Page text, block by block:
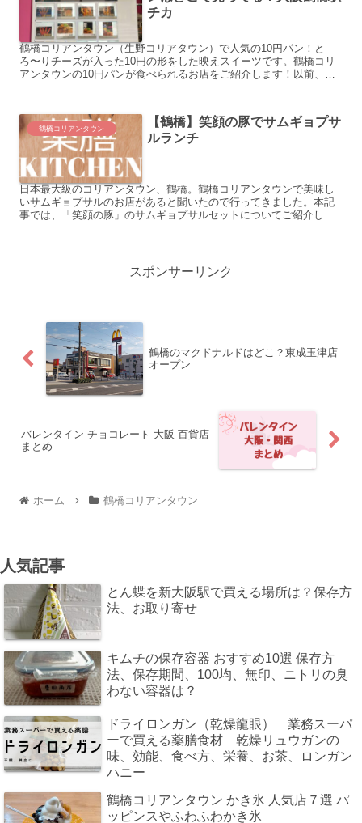
チカ
鶴橋コリアンタウン（生野コリアタウン）で人気の10円パン！と
ろ〜りチーズが入った10円の形をした映えスイーツです。鶴橋コリ
アンタウンの10円パンが食べられるお店をご紹介します！以前、
鶴橋コリアンタウン
【鶴橋】笑顔の豚でサムギョプサ
ルランチ
日本最大級のコリアンタウン、鶴橋。鶴橋コリアンタウンで美味し
いサムギョプサルのお店があると聞いたので行ってきました。本記
事では、「笑顔の豚」のサムギョプサルセットについてご紹介しま
スポンサーリンク
鶴橋のマクドナルドはどこ？東成玉津店
オープン
バレンタイン チョコレート 大阪 百貨店
まとめ
ホーム 鶴橋コリアンタウン
人気記事
とん蝶を新大阪駅で買える場所は？保存方
法、お取り寄せ
キムチの保存容器 おすすめ10選 保存方
法、保存期間、100均、無印、ニトリの臭
わない容器は？
ドライロンガン（乾燥龍眼） 業務スーパ
ーで買える薬膳食材 乾燥リュウガンの
味、効能、食べ方、栄養、お茶、ロンガン
ハニー
鶴橋コリアンタウン かき氷 人気店７選 パ
ッピンスやふわふわかき氷